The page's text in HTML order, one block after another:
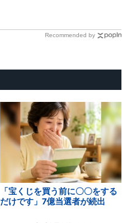
Recommended by
「宝くじを買う前に〇〇をする
だけです」7億当選者が続出